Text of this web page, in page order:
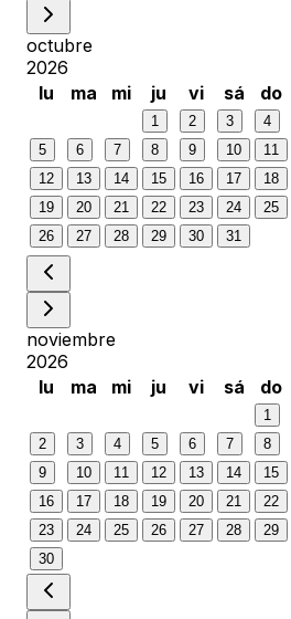
octubre
2026
lu
ma mi ju vi sá do
1 2 3
4
5
6 7 8 9 10
11
12
13 14 15 16 17
18
19
20 21 22 23 24
25
26
27 28 29 30 31
noviembre
2026
lu
ma mi ju vi sá do
1
2
3 4 5 6 7
8
9
10 11 12 13 14
15
16
17 18 19 20 21
22
23
24 25 26 27 28
29
30